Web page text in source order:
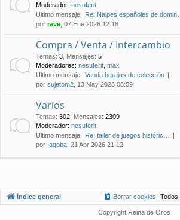
Moderador: nesuferit
Último mensaje: Re: Naipes españoles de domin…
por rave , 07 Ene 2026 12:18
Compra / Venta / Intercambio
Temas: 3 Mensajes: 5
Moderadores: nesuferit max
Último mensaje: Vendo barajas de colección
por sujetom2 , 13 May 2025 08:59
Varios
Temas: 302 Mensajes: 2309
Moderador: nesuferit
Último mensaje: Re: taller de juegos históric…
por Iagoba , 21 Abr 2026 21:12
Índice general Todos
Borrar cookies
Copyright Reina de Oros